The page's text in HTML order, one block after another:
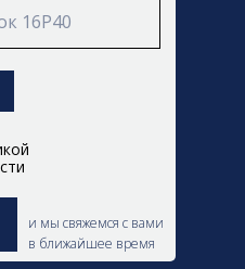
и мы свяжемся с вами
в ближайшее время